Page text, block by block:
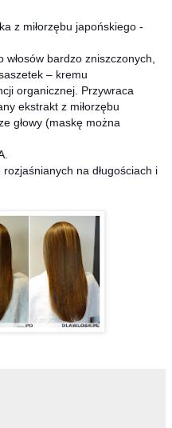
z miłorzębu japońskiego -
bardzo zniszczonych,
– kremu
organicznej. Przywraca
ekstrakt z miłorzębu
głowy (maskę można
rozjaśnianych na długościach i